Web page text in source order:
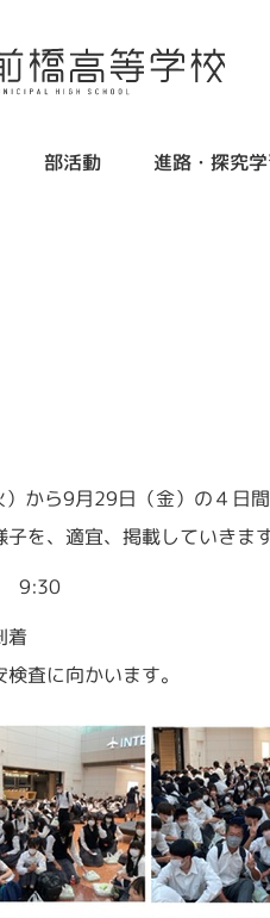
部活動 進路・探究
から9月29日（金）の４日
子を、適宜、掲載していきま
9:30
着
査に向かいます。